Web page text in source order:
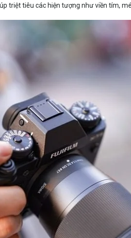
triệt tiêu các hiện tượng như viền tím,